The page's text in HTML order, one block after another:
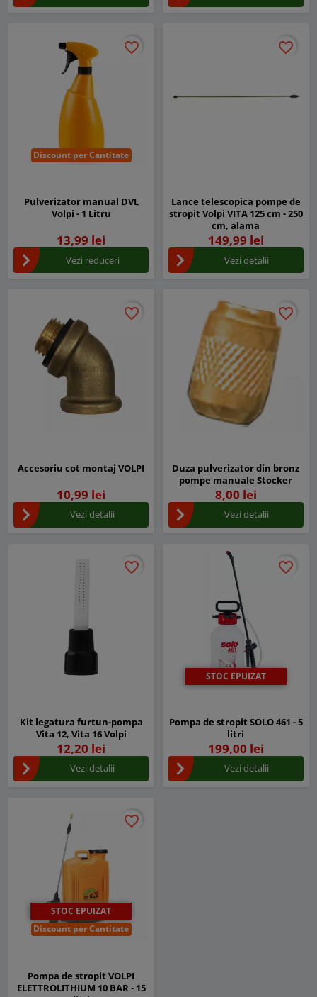
Discount per Cantitate
favorite_border
favorite_border
Pulverizator manual DVL
Volpi - 1 Litru
13,99 lei
Vezi reduceri
favorite_border
favorite_border
Lance telescopica pompe de
stropit Volpi VITA 125 cm - 250
cm, alama
149,99 lei
Vezi detalii
favorite_border
favorite_border
Accesoriu cot montaj VOLPI
10,99 lei
Vezi detalii
favorite_border
favorite_border
Duza pulverizator din bronz
pompe manuale Stocker
8,00 lei
Vezi detalii
favorite_border
favorite_border
Kit legatura furtun-pompa
Vita 12, Vita 16 Volpi
12,20 lei
Vezi detalii
STOC EPUIZAT
favorite_border
favorite_border
Pompa de stropit SOLO 461 - 5
litri
199,00 lei
Vezi detalii
STOC EPUIZAT
Discount per Cantitate
favorite_border
favorite_border
Pompa de stropit VOLPI
ELETTROLITHIUM 10 BAR - 15